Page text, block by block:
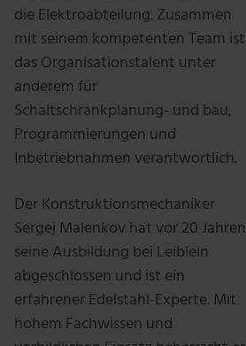
die Elektroabteilung. Zusammen
mit seinem kompetenten Team ist
das Organisationstalent unter
anderem für
Schaltschrankplanung- und bau,
Programmierungen und
Inbetriebnahmen verantwortlich.
Der Konstruktionsmechaniker
Sergej Malenkov hat vor 20 Jahren
seine Ausbildung bei Leiblein
abgeschlossen und ist ein
erfahrener Edelstahl-Experte. Mit
hohem Fachwissen und